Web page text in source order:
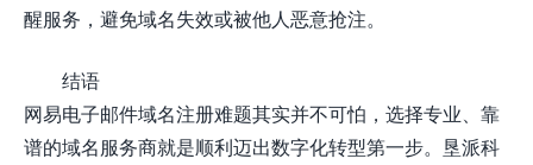
醒服务，避免域名失效或被他人恶意抢注。
结语
网易电子邮件域名注册难题其实并不可怕，选择专业、靠
谱的域名服务商就是顺利迈出数字化转型第一步。垦派科